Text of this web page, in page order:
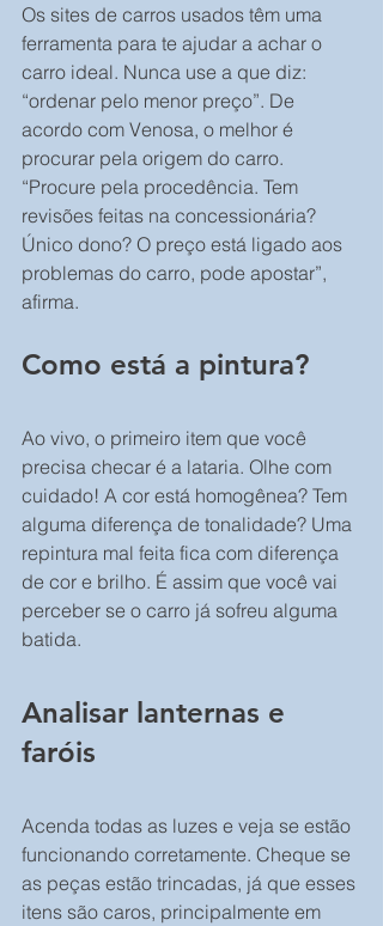
Os sites de carros usados têm uma
ferramenta para te ajudar a achar o
carro ideal. Nunca use a que diz:
“ordenar pelo menor preço”. De
acordo com Venosa, o melhor é
procurar pela origem do carro.
“Procure pela procedência. Tem
revisões feitas na concessionária?
Único dono? O preço está ligado aos
problemas do carro, pode apostar”,
afirma.
Como está a pintura?
Ao vivo, o primeiro item que você
precisa checar é a lataria. Olhe com
cuidado! A cor está homogênea? Tem
alguma diferença de tonalidade? Uma
repintura mal feita fica com diferença
de cor e brilho. É assim que você vai
perceber se o carro já sofreu alguma
batida.
Analisar lanternas e
faróis
Acenda todas as luzes e veja se estão
funcionando corretamente. Cheque se
as peças estão trincadas, já que esses
itens são caros, principalmente em